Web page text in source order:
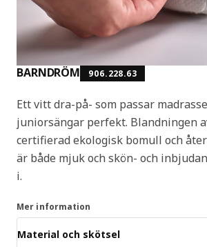
BARNDRÖM 906.228.63
Ett vitt dra-på- som passar
juniorsängar perfekt. Blandningen
certifierad ekologisk bomull och
är både mjuk och skön- och
i.
Mer information
Material och skötsel